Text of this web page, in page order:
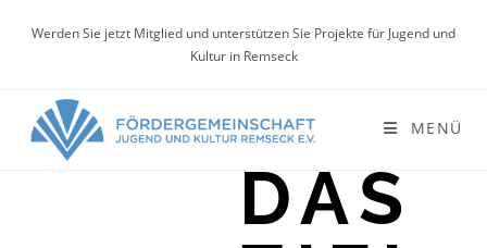
Werden Sie jetzt Mitglied und unterstützen Sie Projekte für Jugend und
Kultur in Remseck
MENÜ
DAS